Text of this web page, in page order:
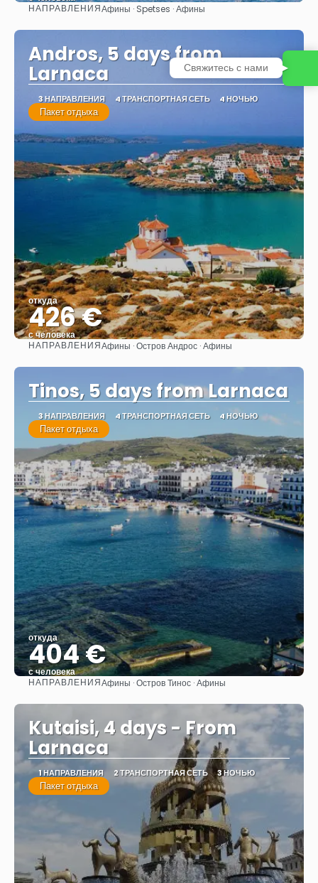
Видеть
НАПРАВЛЕНИЯАфины · Spetses · Афины
Andros, 5 days from
Larnaca
3 НАПРАВЛЕНИЯ 4 ТРАНСПОРТНАЯ СЕТЬ 4 НОЧЬЮ
Пакет отдыха
откуда
426 €
с человека
Видеть
НАПРАВЛЕНИЯАфины · Остров Андрос · Афины
Tinos, 5 days from Larnaca
3 НАПРАВЛЕНИЯ 4 ТРАНСПОРТНАЯ СЕТЬ 4 НОЧЬЮ
Пакет отдыха
откуда
404 €
с человека
Видеть
НАПРАВЛЕНИЯАфины · Остров Тинос · Афины
Kutaisi, 4 days - From
Larnaca
1 НАПРАВЛЕНИЯ 2 ТРАНСПОРТНАЯ СЕТЬ 3 НОЧЬЮ
Пакет отдыха
Свяжитесь с нами